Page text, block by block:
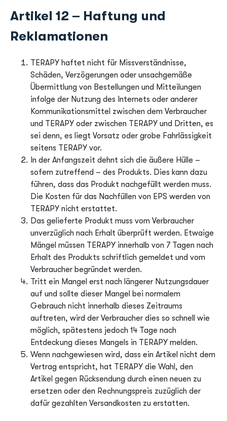
Artikel 12 – Haftung und
Reklamationen
TERAPY haftet nicht für Missverständnisse,
Schäden, Verzögerungen oder unsachgemäße
Übermittlung von Bestellungen und Mitteilungen
infolge der Nutzung des Internets oder anderer
Kommunikationsmittel zwischen dem Verbraucher
und TERAPY oder zwischen TERAPY und Dritten, es
sei denn, es liegt Vorsatz oder grobe Fahrlässigkeit
seitens TERAPY vor.
In der Anfangszeit dehnt sich die äußere Hülle –
sofern zutreffend – des Produkts. Dies kann dazu
führen, dass das Produkt nachgefüllt werden muss.
Die Kosten für das Nachfüllen von EPS werden von
TERAPY nicht erstattet.
Das gelieferte Produkt muss vom Verbraucher
unverzüglich nach Erhalt überprüft werden. Etwaige
Mängel müssen TERAPY innerhalb von 7 Tagen nach
Erhalt des Produkts schriftlich gemeldet und vom
Verbraucher begründet werden.
Tritt ein Mangel erst nach längerer Nutzungsdauer
auf und sollte dieser Mangel bei normalem
Gebrauch nicht innerhalb dieses Zeitraums
auftreten, wird der Verbraucher dies so schnell wie
möglich, spätestens jedoch 14 Tage nach
Entdeckung dieses Mangels in TERAPY melden.
Wenn nachgewiesen wird, dass ein Artikel nicht dem
Vertrag entspricht, hat TERAPY die Wahl, den
Artikel gegen Rücksendung durch einen neuen zu
ersetzen oder den Rechnungspreis zuzüglich der
dafür gezahlten Versandkosten zu erstatten.